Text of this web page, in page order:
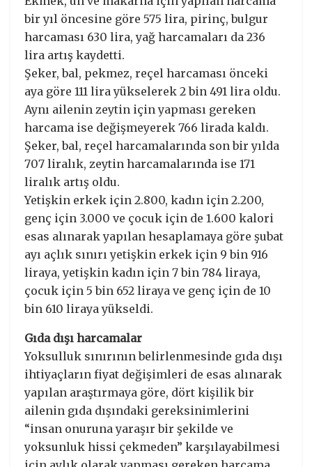
bir yıl öncesine göre 575 lira, pirinç, bulgur
harcaması 630 lira, yağ harcamaları da 236
lira artış kaydetti.
Şeker, bal, pekmez, reçel harcaması önceki
aya göre 111 lira yükselerek 2 bin 491 lira oldu.
Aynı ailenin zeytin için yapması gereken
harcama ise değişmeyerek 766 lirada kaldı.
Şeker, bal, reçel harcamalarında son bir yılda
707 liralık, zeytin harcamalarında ise 171
liralık artış oldu.
Yetişkin erkek için 2.800, kadın için 2.200,
genç için 3.000 ve çocuk için de 1.600 kalori
esas alınarak yapılan hesaplamaya göre şubat
ayı açlık sınırı yetişkin erkek için 9 bin 916
liraya, yetişkin kadın için 7 bin 784 liraya,
çocuk için 5 bin 652 liraya ve genç için de 10
bin 610 liraya yükseldi.
Gıda dışı harcamalar
Yoksulluk sınırının belirlenmesinde gıda dışı
ihtiyaçların fiyat değişimleri de esas alınarak
yapılan araştırmaya göre, dört kişilik bir
ailenin gıda dışındaki gereksinimlerini
“insan onuruna yaraşır bir şekilde ve
yoksunluk hissi çekmeden” karşılayabilmesi